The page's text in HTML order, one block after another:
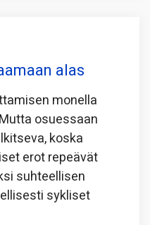
alas
monella
osuessaan
koska
erot repeävät
suhteellisen
sykliset